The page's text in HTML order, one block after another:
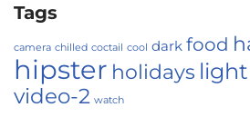
Tags
camera chilled coctail cool dark food
hipster holidays light
video-2 watch